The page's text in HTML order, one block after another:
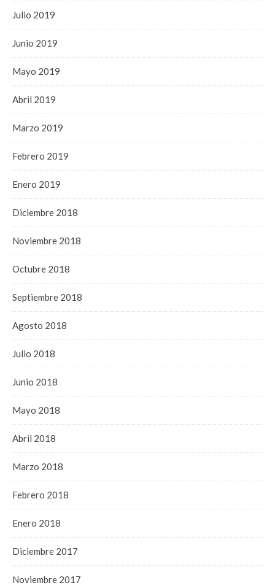
Julio 2019
Junio 2019
Mayo 2019
Abril 2019
Marzo 2019
Febrero 2019
Enero 2019
Diciembre 2018
Noviembre 2018
Octubre 2018
Septiembre 2018
Agosto 2018
Julio 2018
Junio 2018
Mayo 2018
Abril 2018
Marzo 2018
Febrero 2018
Enero 2018
Diciembre 2017
Noviembre 2017